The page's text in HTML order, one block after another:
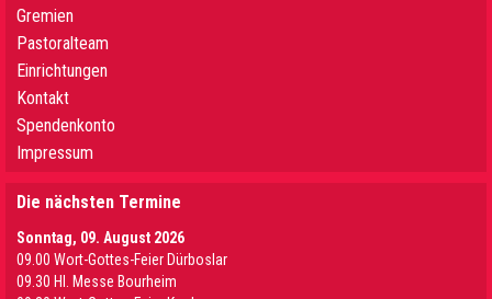
Gremien
Pastoralteam
Einrichtungen
Kontakt
Spendenkonto
Impressum
Die nächsten Termine
Sonntag, 09. August 2026
09.00 Wort-Gottes-Feier Dürboslar
09.30 HI. Messe Bourheim